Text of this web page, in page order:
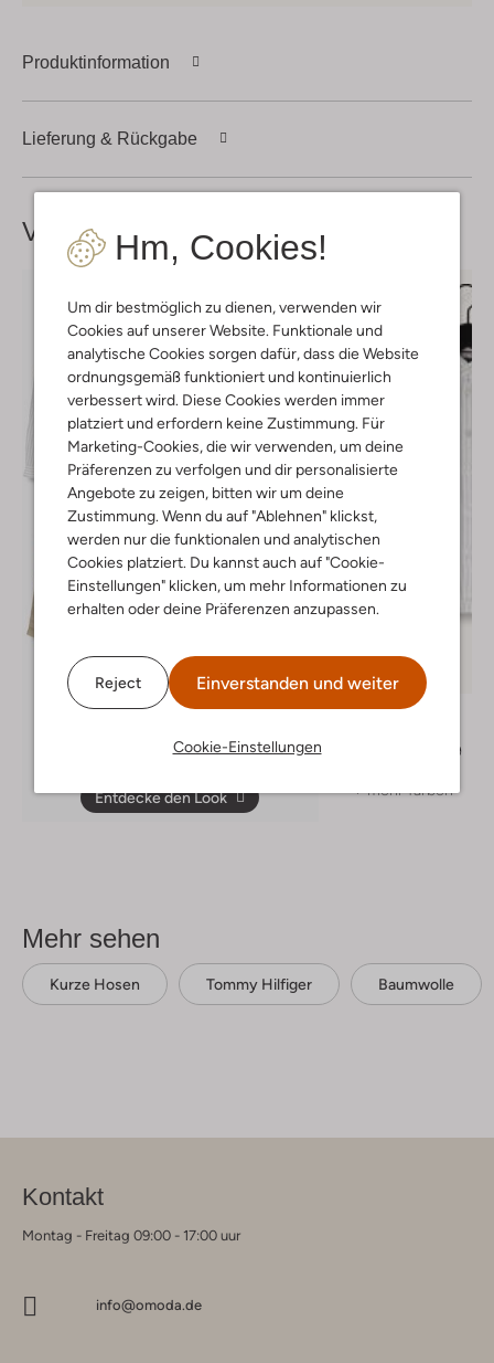
Hm, Cookies!
Um dir bestmöglich zu dienen, verwenden wir
Cookies auf unserer Website. Funktionale und
analytische Cookies sorgen dafür, dass die Website
ordnungsgemäß funktioniert und kontinuierlich
verbessert wird. Diese Cookies werden immer
platziert und erfordern keine Zustimmung. Für
Marketing-Cookies, die wir verwenden, um deine
Präferenzen zu verfolgen und dir personalisierte
Angebote zu zeigen, bitten wir um deine
Zustimmung. Wenn du auf "Ablehnen" klickst,
werden nur die funktionalen und analytischen
Cookies platziert. Du kannst auch auf "Cookie-
Einstellungen" klicken, um mehr Informationen zu
erhalten oder deine Präferenzen anzupassen.
Reject Einverstanden und weiter
Cookie-Einstellungen
Produktinformation
Lieferung & Rückgabe
Vervollständige deinen Look
Entdecke den Look
Letzter Artikel
-50%
Tommy Hilfiger
€ 39,99
+ mehr farben
Mehr sehen
Kurze Hosen Tommy Hilfiger Baumwolle
Kontakt
Montag - Freitag 09:00 - 17:00 uur
info@omoda.de